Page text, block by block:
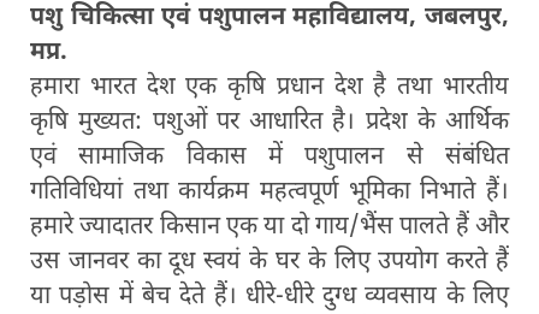
पशु चिकित्सा एवं पशुपालन महाविद्यालय, जबलपुर,
मप्र.
हमारा भारत देश एक कृषि प्रधान देश है तथा भारतीय
कृषि मुख्यत: पशुओं पर आधारित है। प्रदेश के आर्थिक
एवं सामाजिक विकास में पशुपालन से संबंधित
गतिविधियां तथा कार्यक्रम महत्वपूर्ण भूमिका निभाते हैं।
हमारे ज्यादातर किसान एक या दो गाय/भैंस पालते हैं और
उस जानवर का दूध स्वयं के घर के लिए उपयोग करते हैं
या पड़ोस में बेच देते हैं। धीरे-धीरे दुग्ध व्यवसाय के लिए